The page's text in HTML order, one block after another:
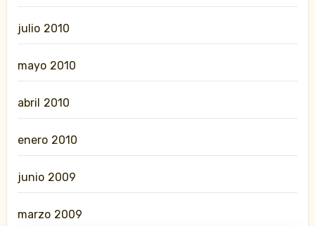
julio 2010
mayo 2010
abril 2010
enero 2010
junio 2009
marzo 2009